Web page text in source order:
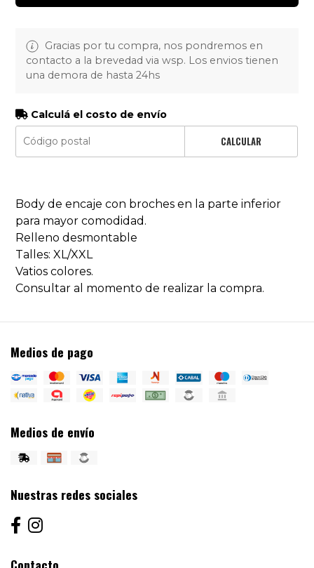
Gracias por tu compra, nos pondremos en
contacto a la brevedad via wsp. Los envios tienen
una demora de hasta 24hs
Calculá el costo de envío
CALCULAR
Body de encaje con broches en la parte inferior
para mayor comodidad.
Relleno desmontable
Talles: XL/XXL
Vatios colores.
Consultar al momento de realizar la compra.
Medios de pago
Medios de envío
Nuestras redes sociales